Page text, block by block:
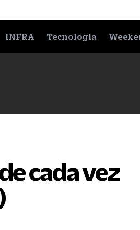
INFRA Tecnologia
cada vez